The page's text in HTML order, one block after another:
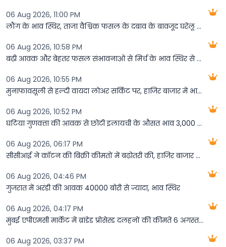
06 Aug 2026, 11:00 PM
लौंग के भाव स्थिर, ताजा वैश्विक फसल के दबाव के बावजूद घरेलू आपूर्ति की कमी से बाजार को समर्थन
06 Aug 2026, 10:58 PM
बढ़ी आवक और बेहतर फसल संभावनाओं से मिर्च के भाव स्थिर से कमजोर
06 Aug 2026, 10:55 PM
मुनाफावसूली से हल्दी वायदा लोअर सर्किट पर, हाजिर बाजार में भाव स्थिर से कमजोर
06 Aug 2026, 10:52 PM
घटिया गुणवत्ता की आवक से छोटी इलायची के औसत भाव 3,000 रुपये प्रति किलो से नीचे फिसले
06 Aug 2026, 06:17 PM
सीसीआई ने ​कॉटन की बिक्री कीमतों में बढ़ोतरी की, हाजिर बाजार में भाव में सुधार
06 Aug 2026, 04:46 PM
गुजरात में अरंडी की आवक 40000 बोरी से ज्यादा, भाव स्थिर
06 Aug 2026, 04:17 PM
मुंबई एपीएमसी मार्केट में ब्रांडेड प्रोसेस्ड दलहनों की कीमतें 6 अगस्त की
06 Aug 2026, 03:37 PM